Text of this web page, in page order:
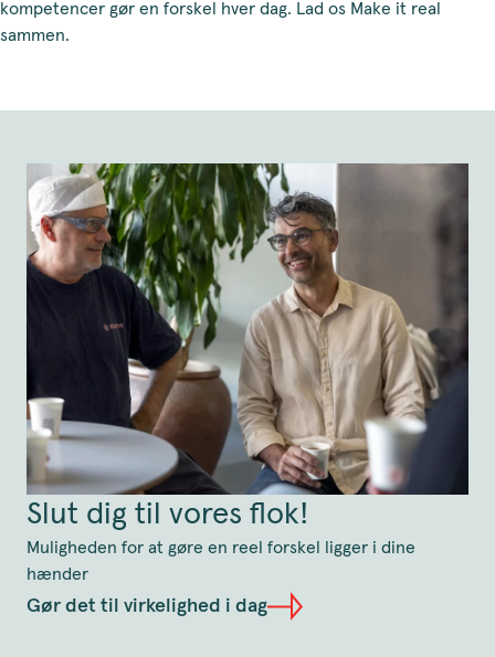
kompetencer gør en forskel hver dag. Lad os Make it real
sammen.
Slut dig til vores flok!
Muligheden for at gøre en reel forskel ligger i dine
hænder
Gør det til virkelighed i dag